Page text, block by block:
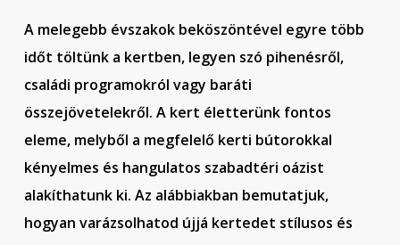
A melegebb évszakok beköszöntével egyre több
időt töltünk a kertben, legyen szó pihenésről,
családi programokról vagy baráti
összejövetelekről. A kert életterünk fontos
eleme, melyből a megfelelő kerti bútorokkal
kényelmes és hangulatos szabadtéri oázist
alakíthatunk ki. Az alábbiakban bemutatjuk,
hogyan varázsolhatod újjá kertedet stílusos és